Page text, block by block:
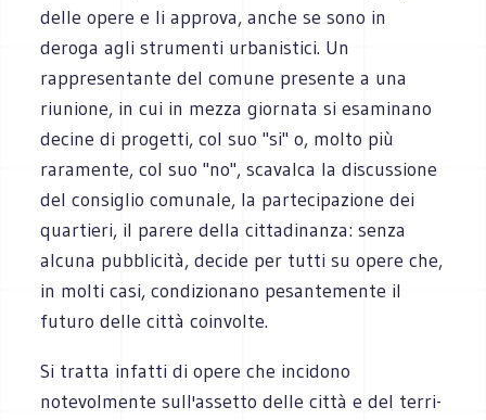
delle opere e li approva, anche se sono in
deroga agli strumenti urbanistici. Un
rappresen­tante del comune presente a una
riunione, in cui in mezza giornata si esaminano
decine di progetti, col suo "si" o, molto più
raramente, col suo "no", scavalca la discussione
del con­siglio comunale, la partecipazione dei
quartieri, il parere della cittadinanza: senza
alcuna pubblicità, decide per tutti su opere che,
in molti casi, condizionano pesantemente il
futuro delle città coinvolte.
Si tratta infatti di opere che incidono
notevolmente sull'assetto delle città e del terri­